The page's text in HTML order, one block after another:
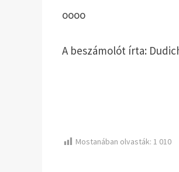
oooo
A beszámolót írta:
Mostanában olvasták: 1 010